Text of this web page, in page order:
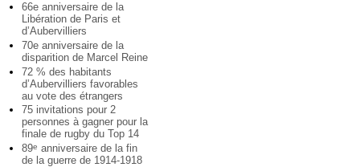
66e anniversaire de la
Libération de Paris et
d’Aubervilliers
70e anniversaire de la
disparition de Marcel Reine
72 % des habitants
d’Aubervilliers favorables
au vote des étrangers
75 invitations pour 2
personnes à gagner pour la
finale de rugby du Top 14
89e anniversaire de la fin
de la guerre de 1914-1918